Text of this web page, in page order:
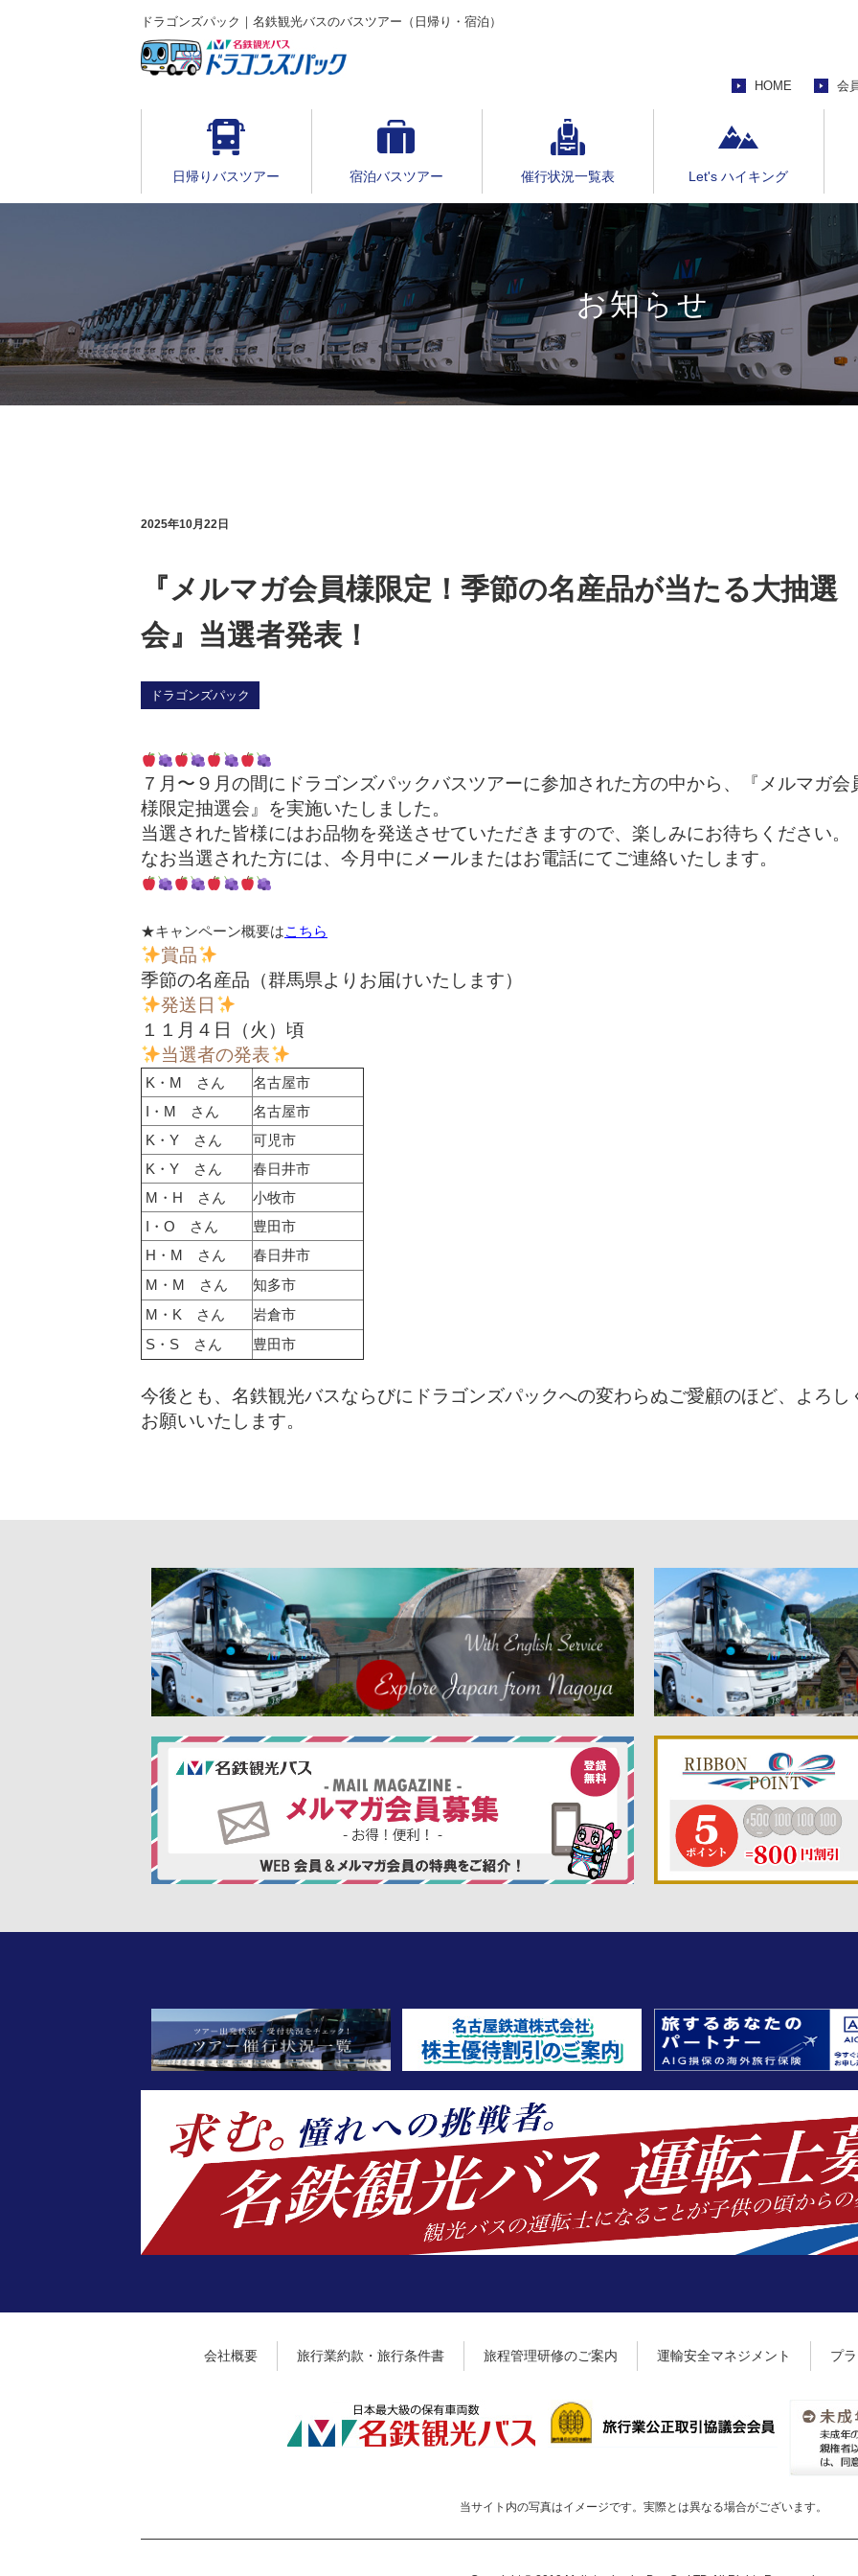
ドラゴンズパック｜名鉄観光バスのバスツアー（日帰り・宿泊）
HOME 会
日帰りバスツアー 宿泊バスツアー 催行状況一覧表 Let's ハイキング
お知らせ
2025年10月22日
『メルマガ会員様限定！季節の名産品が当たる大抽選
会』当選者発表！
ドラゴンズパック
７月〜９月の間にドラゴンズパックバスツアーに参加された方の中から、『メルマガ会
様限定抽選会』を実施いたしました。
当選された皆様にはお品物を発送させていただきますので、楽しみにお待ちください。
なお当選された方には、今月中にメールまたはお電話にてご連絡いたします。
★キャンペーン概要はこちら
賞品
季節の名産品（群馬県よりお届けいたします）
発送日
１１月４日（火）頃
当選者の発表
K・M さん
名古屋市
I・M さん
名古屋市
K・Y さん
可児市
K・Y さん
春日井市
M・H さん
小牧市
I・O さん
豊田市
H・M さん
春日井市
M・M さん
知多市
M・K さん
岩倉市
S・S さん
豊田市
今後とも、名鉄観光バスならびにドラゴンズパックへの変わらぬご愛顧のほど、よろし
お願いいたします。
会社概要 旅行業約款・旅行条件書 旅程管理研修のご案内 運輸安全マネジメント プ
当サイト内の写真はイメージです。 実際とは異なる場合がございます。